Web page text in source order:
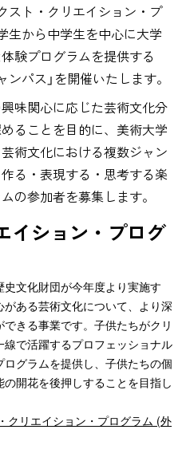
スト・クリエイション・プ
生から中学生を中心に大学
験プログラムを提供する
パス」を開催いたします。
味関心に応じた芸術文化分
ることを目的に、美術大学
術文化における複数ジャン
る・表現する・思考する楽
の参加者を募集します。
イション・プログ
文化財団が今年度より実施す
ある芸術文化について、より深
きる事業です。子供たちがクリ
で活躍するプロフェッショナル
グラムを提供し、子供たちの個
開花を後押しすることを目指し
クリエイション・プログラム (外